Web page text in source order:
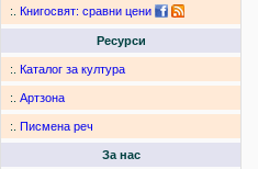
:. Книгосвят: сравни цени
Ресурси
:. Каталог за култура
:. Артзона
:. Писмена реч
За нас